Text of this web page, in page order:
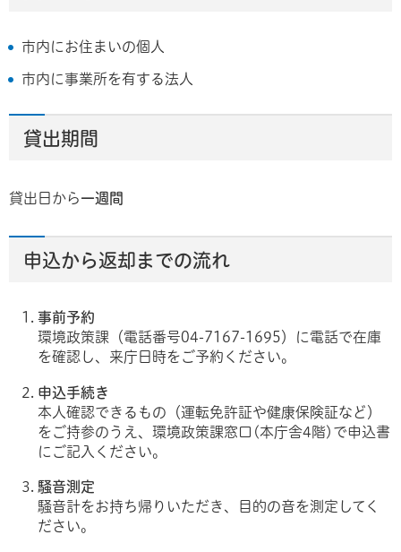
市内にお住まいの個人
市内に事業所を有する法人
貸出期間
貸出日から一週間
申込から返却までの流れ
事前予約
環境政策課（電話番号04-7167-1695）に電話で在庫
を確認し、来庁日時をご予約ください。
申込手続き
本人確認できるもの（運転免許証や健康保険証など）
をご持参のうえ、環境政策課窓口(本庁舎4階)で申込書
にご記入ください。
騒音測定
騒音計をお持ち帰りいただき、目的の音を測定してく
ださい。